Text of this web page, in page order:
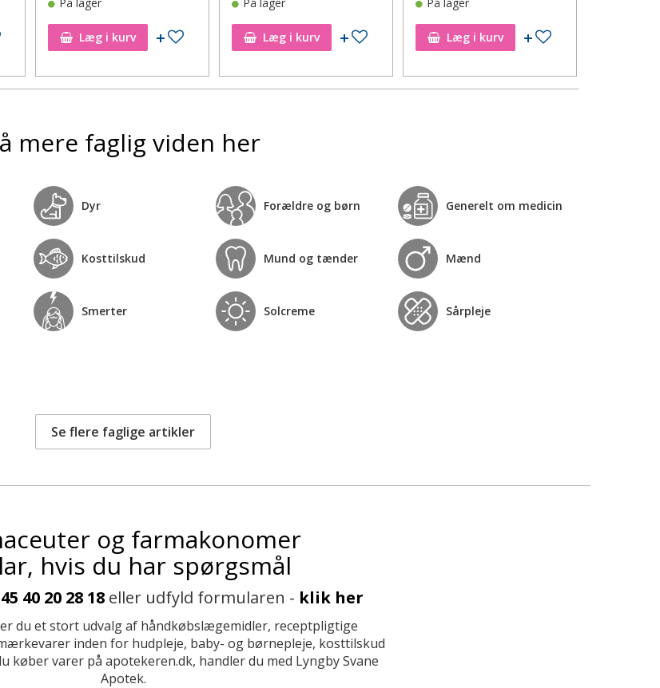
Tilføj til ønskeseddelLæg i kurv Tilføj til ønskeseddelLæg i kurv Tilføj til ønskeseddelLæg i kurv Tilføj til ønskeseddel
mere faglig viden her
Dyr Forældre og børn Generelt om medicin
Kosttilskud Mund og tænder Mænd
Smerter Solcreme Sårpleje
Se flere faglige artikler
og farmakonomer
hvis du har spørgsmål
40 20 28 18 eller udfyld formularen - klik her
du et stort udvalg af håndkøbslægemidler, receptpligtige
inden for hudpleje, baby- og børnepleje, kosttilskud
køber varer på apotekeren.dk, handler du med Lyngby Svane
Apotek.